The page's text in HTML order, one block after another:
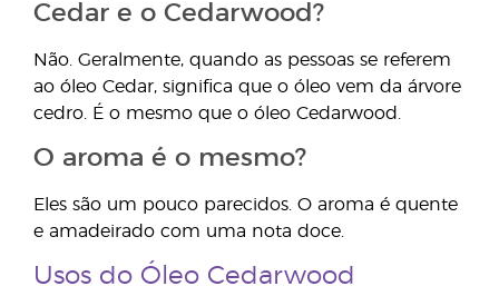
Cedar e o Cedarwood?
Não. Geralmente, quando as pessoas se referem
ao óleo Cedar, significa que o óleo vem da árvore
cedro. É o mesmo que o óleo Cedarwood.
O aroma é o mesmo?
Eles são um pouco parecidos. O aroma é quente
e amadeirado com uma nota doce.
Usos do Óleo Cedarwood